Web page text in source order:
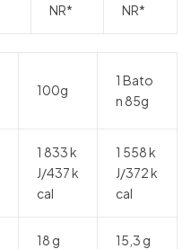
NR*
NR*
100g
1 Bato
n 85g
1 833 k
J/437 k
cal
1 558 k
J/372 k
cal
18 g 15,3 g